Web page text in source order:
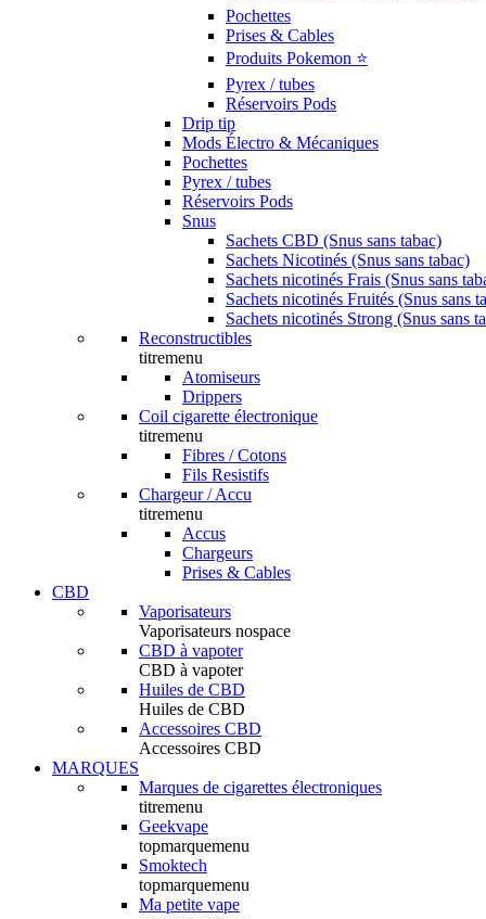
Pochettes
Prises & Cables
Produits Pokemon ⭐️
Pyrex / tubes
Réservoirs Pods
Drip tip
Mods Électro & Mécaniques
Pochettes
Pyrex / tubes
Réservoirs Pods
Snus
Sachets CBD (Snus sans tabac)
Sachets Nicotinés (Snus sans tabac)
Sachets nicotinés Frais (Snus sans
Sachets nicotinés Fruités (Snus sans
Sachets nicotinés Strong (Snus sans
Reconstructibles
titremenu
Atomiseurs
Drippers
Coil cigarette électronique
titremenu
Fibres / Cotons
Fils Resistifs
Chargeur / Accu
titremenu
Accus
Chargeurs
Prises & Cables
CBD
Vaporisateurs
Vaporisateurs nospace
CBD à vapoter
CBD à vapoter
Huiles de CBD
Huiles de CBD
Accessoires CBD
Accessoires CBD
MARQUES
Marques de cigarettes électroniques
titremenu
Geekvape
topmarquemenu
Smoktech
topmarquemenu
Ma petite vape